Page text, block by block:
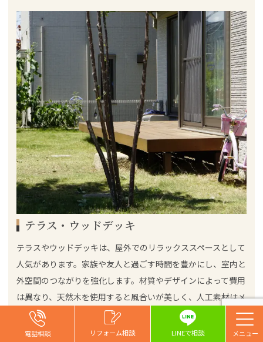
テラス・ウッドデッキ
テラスやウッドデッキは、屋外でのリラックススペースとして
人気があります。家族や友人と過ごす時間を豊かにし、室内と
外空間のつながりを強化します。材質やデザインによって費用
は異なり、天然木を使用すると風合いが美しく、人工素材はメ
ンテナンスが容易です。設置場所や広さにより費用は変動し、
特に地形による工事の難易度が影響することも。一般的な
電話相談 リフォーム相談 お問い合わせ
電話相談 リフォーム相談 お問い合わせ
電話相談 リフォーム相談 お問い合わせ
電話相談 リフォーム相談 LINEで相談